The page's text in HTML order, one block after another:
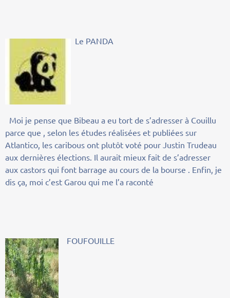
Le PANDA
Moi je pense que Bibeau a eu tort de s’adresser à Couillu
parce que , selon les études réalisées et publiées sur
Atlantico, les caribous ont plutôt voté pour Justin Trudeau
aux dernières élections. Il aurait mieux fait de s’adresser
aux castors qui font barrage au cours de la bourse . Enfin, je
dis ça, moi c’est Garou qui me l’a raconté
FOUFOUILLE